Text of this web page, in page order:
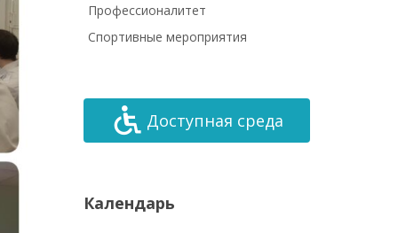
Профессионалитет
Спортивные мероприятия
Доступная среда
Календарь